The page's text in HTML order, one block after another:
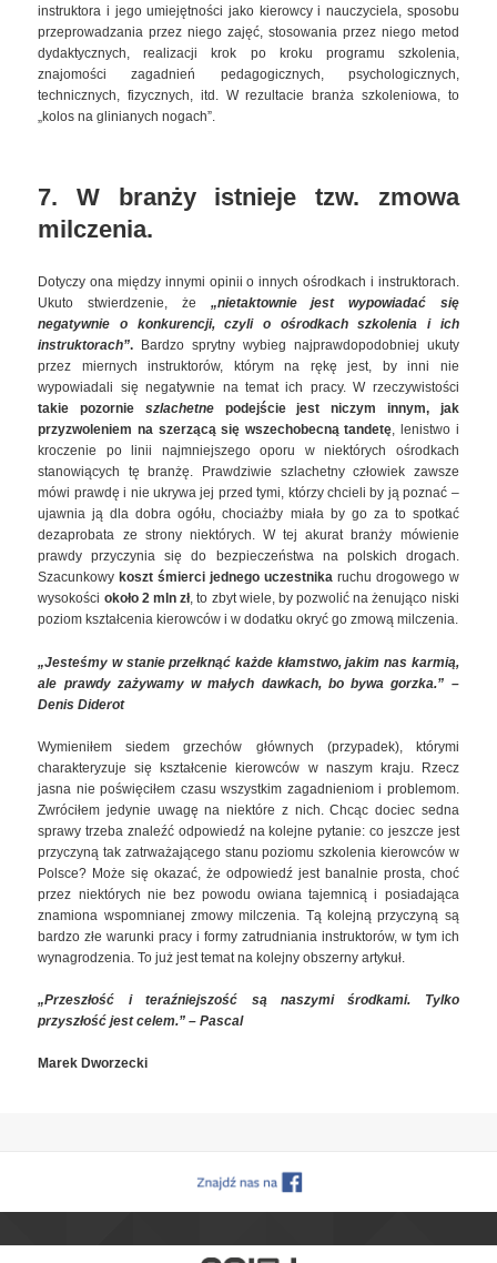
instruktora i jego umiejętności jako kierowcy i nauczyciela, sposobu
przeprowadzania przez niego zajęć, stosowania przez niego metod
dydaktycznych, realizacji krok po kroku programu szkolenia,
znajomości zagadnień pedagogicznych, psychologicznych,
technicznych, fizycznych, itd. W rezultacie branża szkoleniowa, to
„kolos na glinianych nogach”.
7. W branży istnieje tzw. zmowa
milczenia.
Dotyczy ona między innymi opinii o innych ośrodkach i instruktorach.
Ukuto stwierdzenie, że „nietaktownie jest wypowiadać się
negatywnie o konkurencji, czyli o ośrodkach szkolenia i ich
instruktorach”. Bardzo sprytny wybieg najprawdopodobniej ukuty
przez miernych instruktorów, którym na rękę jest, by inni nie
wypowiadali się negatywnie na temat ich pracy. W rzeczywistości
takie pozornie szlachetnepodejście jest niczym innym, jak
przyzwoleniem na szerzącą się wszechobecną tandetę, lenistwo i
kroczenie po linii najmniejszego oporu w niektórych ośrodkach
stanowiących tę branżę. Prawdziwie szlachetny człowiek zawsze
mówi prawdę i nie ukrywa jej przed tymi, którzy chcieli by ją poznać –
ujawnia ją dla dobra ogółu, chociażby miała by go za to spotkać
dezaprobata ze strony niektórych. W tej akurat branży mówienie
prawdy przyczynia się do bezpieczeństwa na polskich drogach.
Szacunkowy koszt śmierci jednego uczestnika ruchu drogowego w
wysokości około 2 mln zł, to zbyt wiele, by pozwolić na żenująco niski
poziom kształcenia kierowców i w dodatku okryć go zmową milczenia.
„Jesteśmy w stanie przełknąć każde kłamstwo, jakim nas karmią,
ale prawdy zażywamy w małych dawkach, bo bywa gorzka.” –
Denis Diderot
Wymieniłem siedem grzechów głównych (przypadek), którymi
charakteryzuje się kształcenie kierowców w naszym kraju. Rzecz
jasna nie poświęciłem czasu wszystkim zagadnieniom i problemom.
Zwróciłem jedynie uwagę na niektóre z nich. Chcąc dociec sedna
sprawy trzeba znaleźć odpowiedź na kolejne pytanie: co jeszcze jest
przyczyną tak zatrważającego stanu poziomu szkolenia kierowców w
Polsce? Może się okazać, że odpowiedź jest banalnie prosta, choć
przez niektórych nie bez powodu owiana tajemnicą i posiadająca
znamiona wspomnianej zmowy milczenia. Tą kolejną przyczyną są
bardzo złe warunki pracy i formy zatrudniania instruktorów, w tym ich
wynagrodzenia. To już jest temat na kolejny obszerny artykuł.
„Przeszłość i teraźniejszość są naszymi środkami. Tylko
przyszłość jest celem.” – Pascal
Marek Dworzecki